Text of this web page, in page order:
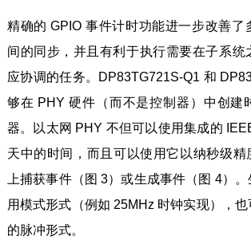
精确的 GPIO 事件计时功能进一步改善了
间的同步，并且有利于执行需要在子系统
应协调的任务。DP83TG721S-Q1 和
够在 PHY 硬件（而不是控制器）中创建
器。以太网 PHY 不但可以使用集成的
天中的时间，而且可以使用它以纳秒级精
上捕获事件（图 3）或生成事件（图 4）
用模式形式（例如 25MHz 时钟实现），
的脉冲形式。